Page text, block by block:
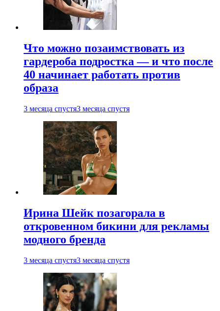
Что можно позаимствовать из
гардероба подростка — и что после
40 начинает работать против
образа
3 месяца спустя3 месяца спустя
Ирина Шейк позагорала в
откровенном бикини для рекламы
модного бренда
3 месяца спустя3 месяца спустя